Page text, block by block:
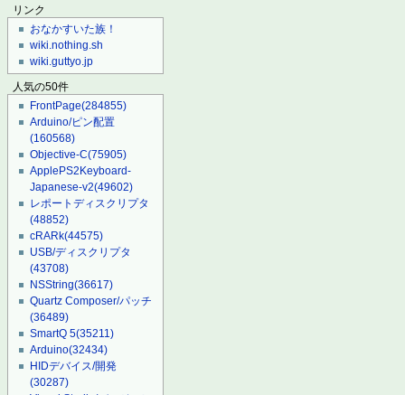
リンク
おなかすいた族！
wiki.nothing.sh
wiki.guttyo.jp
人気の50件
FrontPage(284855)
Arduino/ピン配置
(160568)
Objective-C(75905)
ApplePS2Keyboard-
Japanese-v2(49602)
レポートディスクリプタ
(48852)
cRARk(44575)
USB/ディスクリプタ
(43708)
NSString(36617)
Quartz Composer/パッチ
(36489)
SmartQ 5(35211)
Arduino(32434)
HIDデバイス/開発
(30287)